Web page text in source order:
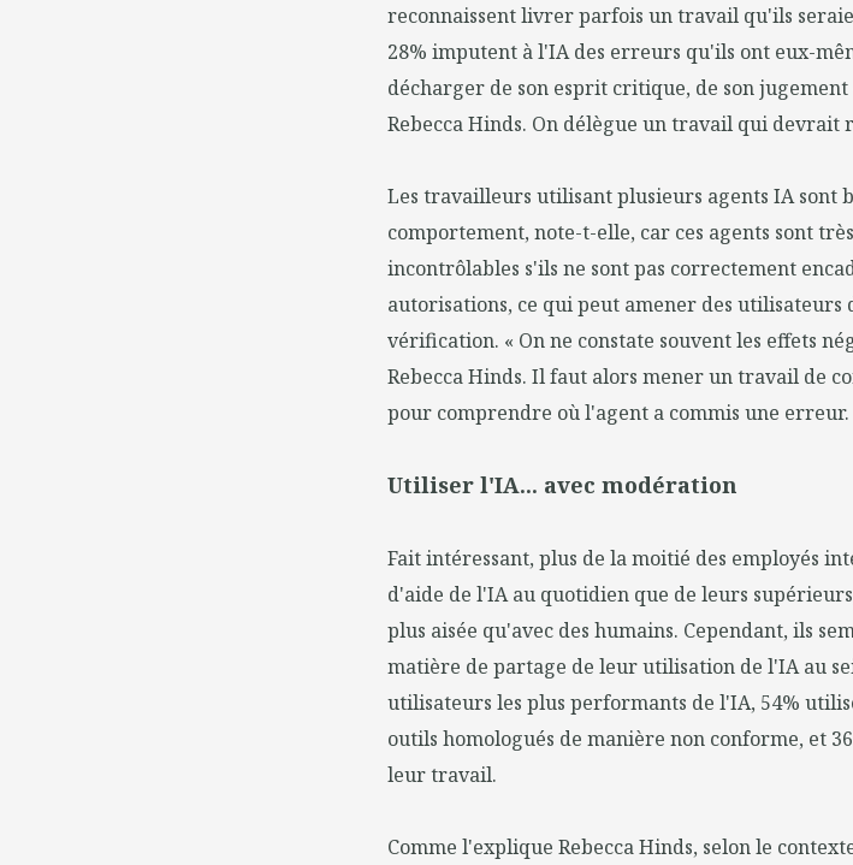
reconnaissent livrer parfois un travail qu'ils
28% imputent à l'IA des erreurs qu'ils ont eux-
décharger de son esprit critique, de son
Rebecca Hinds. On délègue un travail qui devrait
Les travailleurs utilisant plusieurs agents IA sont
comportement, note-t-elle, car ces agents sont
incontrôlables s'ils ne sont pas correctement
autorisations, ce qui peut amener des
vérification. « On ne constate souvent les effets
Rebecca Hinds. Il faut alors mener un travail de
pour comprendre où l'agent a commis une erreur.
Utiliser l'IA... avec modération
Fait intéressant, plus de la moitié des employés
d'aide de l'IA au quotidien que de leurs
plus aisée qu'avec des humains. Cependant, ils
matière de partage de leur utilisation de l'IA au
utilisateurs les plus performants de l'IA, 54%
outils homologués de manière non conforme, et
leur travail.
Comme l'explique Rebecca Hinds, selon le